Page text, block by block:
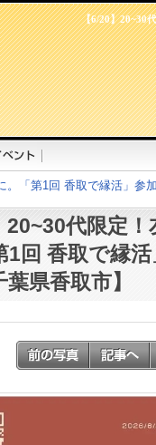
【6/20】20~30
。「第1回 香取で縁活」参
20~30代限定
1回 香取で縁
県香取市】